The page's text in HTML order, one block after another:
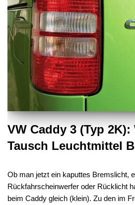
VW Caddy 3 (Typ 2K):
Tausch Leuchtmittel
Ob man jetzt ein kaputtes Bremslicht,
Rückfahrscheinwerfer oder Rücklicht
beim Caddy gleich (klein). Zu den im